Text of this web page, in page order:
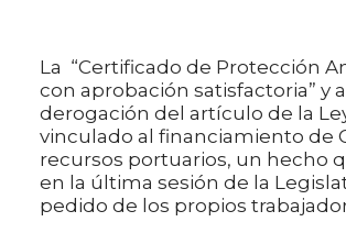
La “Certificado de Protección
con aprobación satisfactoria” y
derogación del artículo de la
vinculado al financiamiento de
recursos portuarios, un hecho
en la última sesión de la
pedido de los propios